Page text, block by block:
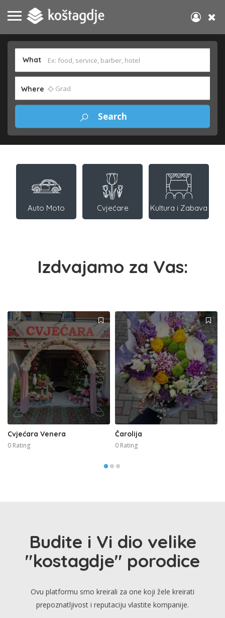
What
Where
Auto Moto Cvjećare Kultura i Zabava
Izdvajamo za Vas:
Cvjećara Venera
0 Rating
Čarolija
0 Rating
Budite i Vi dio velike
"kostagdje" porodice
Ovu platformu smo kreirali za one koji žele kreirati
prepoznatljivost i reputaciju vlastite kompanije.